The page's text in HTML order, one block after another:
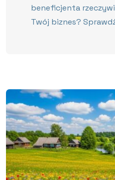
beneficjenta
Twój biznes?